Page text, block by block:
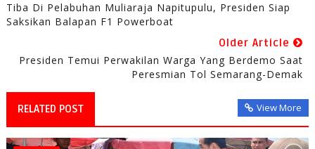
Tiba Di Pelabuhan Muliaraja Napitupulu, Presiden Siap
Saksikan Balapan F1 Powerboat
Older Article
Presiden Temui Perwakilan Warga Yang Berdemo Saat
Peresmian Tol Semarang-Demak
RELATED POST View More